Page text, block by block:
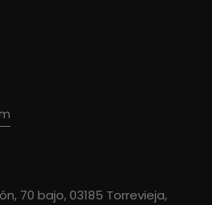
70 bajo, 03185 Torrevieja,